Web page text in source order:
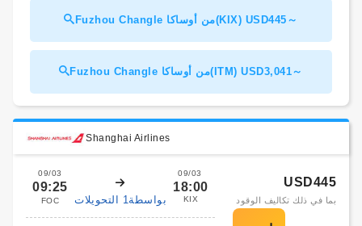
Fuzhou Changle من أوساكا(KIX) USD445～
Fuzhou Changle من أوساكا(ITM) USD3,041～
Shanghai Airlines
09/03
09:25
FOC بواسطة1 التحويلات
09/03
18:00
KIX
USD445
بما في ذلك تكاليف الوقود